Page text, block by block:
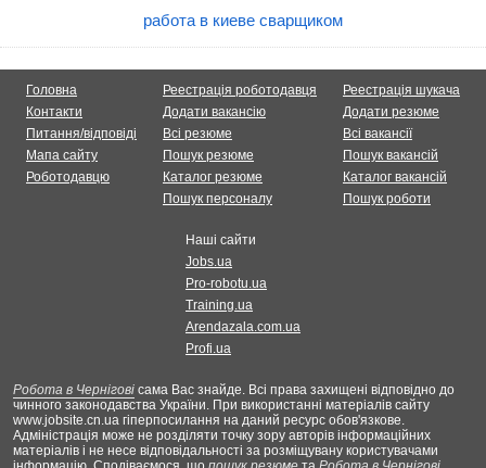
работа в киеве сварщиком
Головна
Контакти
Питання/відповіді
Мапа сайту
Роботодавцю
Реестрація роботодавця
Додати вакансію
Всі резюме
Пошук резюме
Каталог резюме
Пошук персоналу
Реестрація шукача
Додати резюме
Всі вакансії
Пошук вакансій
Каталог вакансій
Пошук роботи
Наші сайти
Jobs.ua
Pro-robotu.ua
Training.ua
Arendazala.com.ua
Profi.ua
Робота в Чернігові сама Вас знайде. Всі права захищені відповідно до
чинного законодавства України. При використанні матеріалів сайту
www.jobsite.cn.ua гіперпосилання на даний ресурс обов'язкове.
Адміністрація може не розділяти точку зору авторів інформаційних
матеріалів і не несе відповідальності за розміщувану користувачами